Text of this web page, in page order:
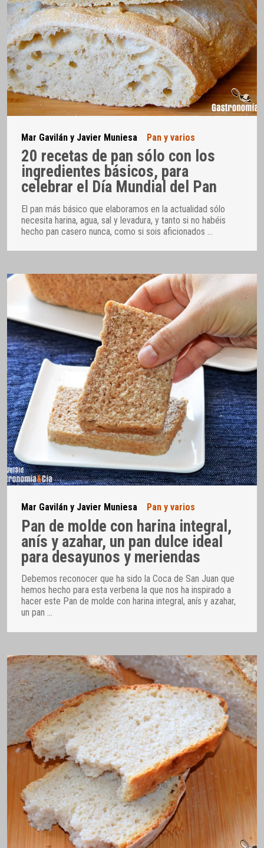
Mar Gavilán y Javier Muniesa Pan y varios
20 recetas de pan sólo con los
ingredientes básicos, para
celebrar el Día Mundial del Pan
El pan más básico que elaboramos en la actualidad sólo
necesita harina, agua, sal y levadura, y tanto si no habéis
hecho pan casero nunca, como si sois aficionados
Mar Gavilán y Javier Muniesa Pan y varios
Pan de molde con harina integral,
anís y azahar, un pan dulce ideal
para desayunos y meriendas
Debemos reconocer que ha sido la Coca de San Juan que
hemos hecho para esta verbena la que nos ha inspirado a
hacer este Pan de molde con harina integral, anís y azahar,
un pan …